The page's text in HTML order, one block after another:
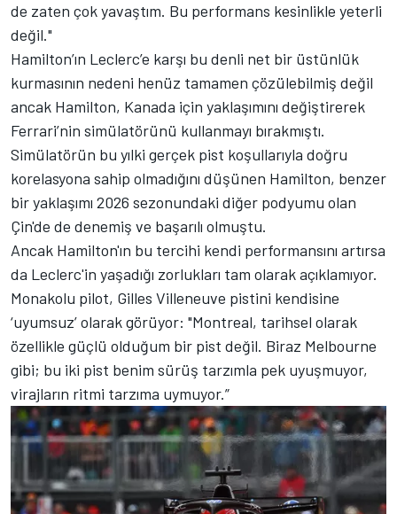
de zaten çok yavaştım. Bu performans kesinlikle yeterli
değil."
Hamilton’ın Leclerc’e karşı bu denli net bir üstünlük
kurmasının nedeni henüz tamamen çözülebilmiş değil
ancak Hamilton, Kanada için yaklaşımını değiştirerek
Ferrari’nin simülatörünü kullanmayı bırakmıştı.
Simülatörün bu yılki gerçek pist koşullarıyla doğru
korelasyona sahip olmadığını düşünen Hamilton, benzer
bir yaklaşımı 2026 sezonundaki diğer podyumu olan
Çin'de de denemiş ve başarılı olmuştu.
Ancak Hamilton'ın bu tercihi kendi performansını artırsa
da Leclerc'in yaşadığı zorlukları tam olarak açıklamıyor.
Monakolu pilot, Gilles Villeneuve pistini kendisine
‘uyumsuz’ olarak görüyor: "Montreal, tarihsel olarak
özellikle güçlü olduğum bir pist değil. Biraz Melbourne
gibi; bu iki pist benim sürüş tarzımla pek uyuşmuyor,
virajların ritmi tarzıma uymuyor.”